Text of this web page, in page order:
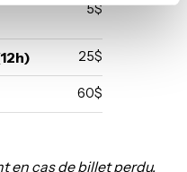
5$
25$
60$
en cas de billet perdu.